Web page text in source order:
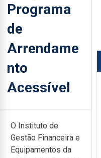
Programa
de
Arrendame
nto
Acessível
O Instituto de
Gestão Financeira e
Equipamentos da